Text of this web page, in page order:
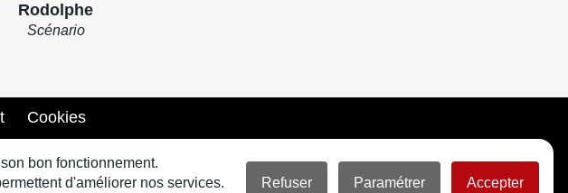
Rodolphe
Scénario
Cookies
bon fonctionnement.
d'améliorer nos services.
Refuser Paramétrer Accepter